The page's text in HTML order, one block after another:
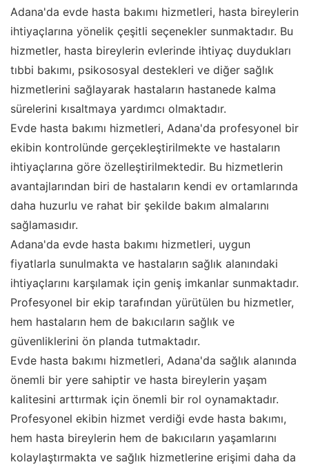
Adana'da evde hasta bakımı hizmetleri, hasta bireylerin
ihtiyaçlarına yönelik çeşitli seçenekler sunmaktadır. Bu
hizmetler, hasta bireylerin evlerinde ihtiyaç duydukları
tıbbi bakımı, psikososyal destekleri ve diğer sağlık
hizmetlerini sağlayarak hastaların hastanede kalma
sürelerini kısaltmaya yardımcı olmaktadır.
Evde hasta bakımı hizmetleri, Adana'da profesyonel bir
ekibin kontrolünde gerçekleştirilmekte ve hastaların
ihtiyaçlarına göre özelleştirilmektedir. Bu hizmetlerin
avantajlarından biri de hastaların kendi ev ortamlarında
daha huzurlu ve rahat bir şekilde bakım almalarını
sağlamasıdır.
Adana'da evde hasta bakımı hizmetleri, uygun
fiyatlarla sunulmakta ve hastaların sağlık alanındaki
ihtiyaçlarını karşılamak için geniş imkanlar sunmaktadır.
Profesyonel bir ekip tarafından yürütülen bu hizmetler,
hem hastaların hem de bakıcıların sağlık ve
güvenliklerini ön planda tutmaktadır.
Evde hasta bakımı hizmetleri, Adana'da sağlık alanında
önemli bir yere sahiptir ve hasta bireylerin yaşam
kalitesini arttırmak için önemli bir rol oynamaktadır.
Profesyonel ekibin hizmet verdiği evde hasta bakımı,
hem hasta bireylerin hem de bakıcıların yaşamlarını
kolaylaştırmakta ve sağlık hizmetlerine erişimi daha da